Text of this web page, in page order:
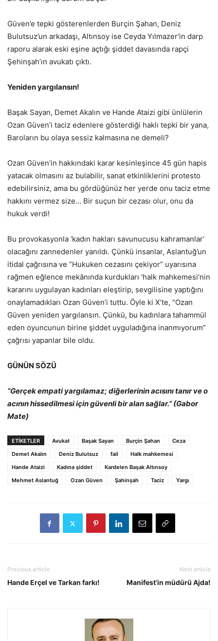
Güven’e tepki gösterenlerden Burçin Şahan, Deniz
Bulutsuz’un arkadaşı, Altınsoy ise Ceyda Yılmazer’in darp
raporu alarak eski eşine açtığı şiddet davasında rapçi
Şehinşah’ın avukatı çıktı.
Yeniden yargılansın!
Başak Sayan, Demet Akalın ve Hande Ataizi gibi ünlülerin
Ozan Güven’i taciz edenlere gösterdiği haklı tepki bir yana,
Baroların bu olaya sessiz kalmasına ne demeli?
Ozan Güven’in hakkındaki karar kesinleşince 45 gün hapis
yatacak olmasını az bulabilir, sanat etkinliklerini protesto
edebilirsiniz, ama bu gördüğünüz her yerde onu taciz etme
hakkını vermez size… Bir suçun bir cezası olur, onu da
hukuk verdi!
Bu provokasyonla ‘kadın hakları savunucusu kahramanlar’
olacağını zannedenler yanıldı. Çünkü insanlar, Aslantuğ’un
itidal çağrısına ve “Hukuken cezasını çekiyor” uyarısına
rağmen eğlence mekânında kurdukları ‘halk mahkemesi’nin
kararını uygulayan kadınları eleştirip, sevgilisine yaptığını
onaylamadıkları Ozan Güven’i tuttu. Öyle ki X’te, “Ozan
Güven yeniden yargılansın. Çünkü, bu kadınlara tahammül
eden oyuncunun birine şiddet uyguladığına inanmıyorum”
çağrısı yapanlar bile oldu.
GÜNÜN SÖZÜ
“Gerçek empati yargılamaz; diğerlerinin acısını tanır ve o
acının hissedilmesi için güvenli bir alan sağlar.” (Gabor
Mate)
ETİKETLER Avukat Başak Sayan Burçin Şahan
Ceza
Demet Akalın
Deniz Bulutsuz fail
Halk mahkemesi
Hande Ataizi
Kadına şiddet
Kardelen Başak Altınsoy
Mehmet Aslantuğ
Ozan Güven Şahinşah Taciz Yargı
Previous article
Hande Erçel ve Tarkan farkı!
Next article
Manifest’in müdürü Ajda!